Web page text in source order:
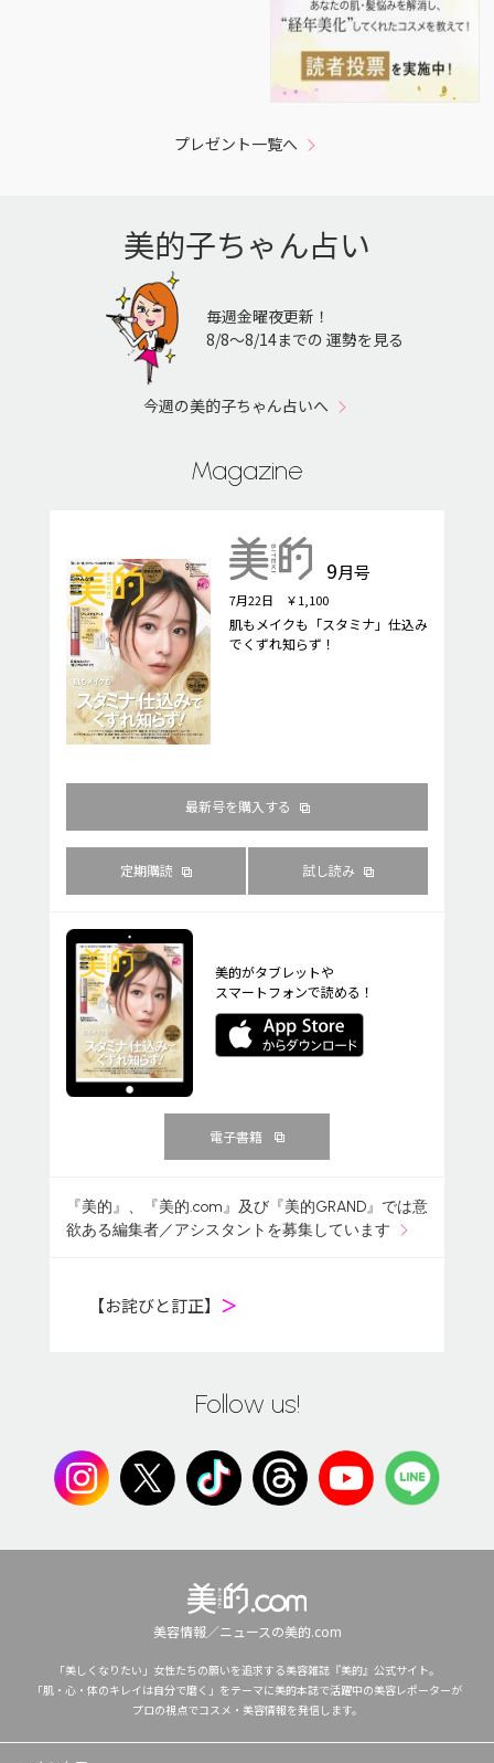
プレゼント一覧へ
美的子ちゃん占い
毎週金曜夜更新！
8/8〜8/14までの 運勢を見る
今週の美的子ちゃん占いへ
Magazine
9月号
7月22日 ￥1,100
肌もメイクも「スタミナ」仕込み
でくずれ知らず！
最新号を購入する
定期購読 試し読み
美的がタブレットや
スマートフォンで読める！
電子書籍
『美的』、『美的.com』及び『美的GRAND』では意
欲ある編集者／アシスタントを募集しています
【お詫びと訂正】 ＞
Follow us!
美容情報／ニュースの美的.com
「美しくなりたい」女性たちの願いを追求する美容雑誌『美的』公式サイト。
「肌・心・体のキレイは自分で磨く」をテーマに美的本誌で活躍中の美容レポーターが
プロの視点でコスメ・美容情報を発信します。